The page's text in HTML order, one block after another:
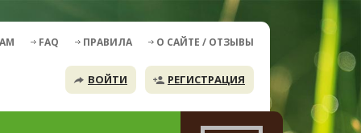
FAQ ПРАВИЛА О САЙТЕ / ОТЗЫВЫ
ВОЙТИ РЕГИСТРАЦИЯ